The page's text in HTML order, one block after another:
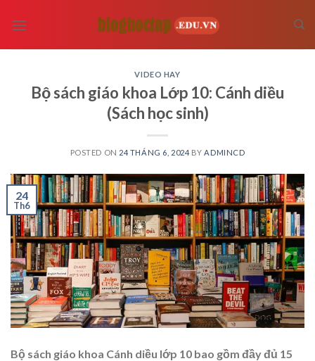
VIDEO HAY
Bộ sách giáo khoa Lớp 10: Cánh diều
(Sách học sinh)
POSTED ON 24 THÁNG 6, 2024 BY ADMINCD
24
Th6
Bộ sách giáo khoa Cánh diều lớp 10 bao gồm đầy đủ 15